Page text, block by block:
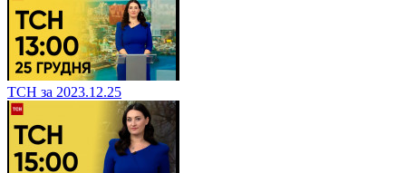
ТСН за 2023.12.25